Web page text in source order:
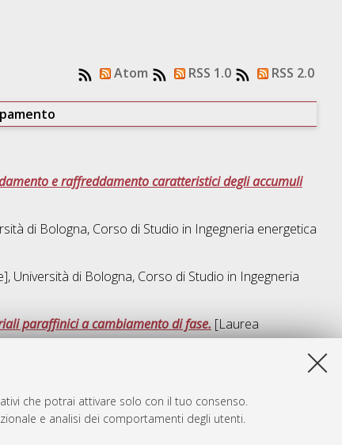
che potrai attivare solo con il tuo consenso.
e analisi dei comportamenti degli utenti.
Atom RSS 1.0 RSS 2.0
e raffreddamento caratteristici degli accumuli
di Bologna, Corso di Studio in Ingegneria energetica
Università di Bologna, Corso di Studio in Ingegneria
paraffinici a cambiamento di fase. [Laurea
lista e' stata generata il